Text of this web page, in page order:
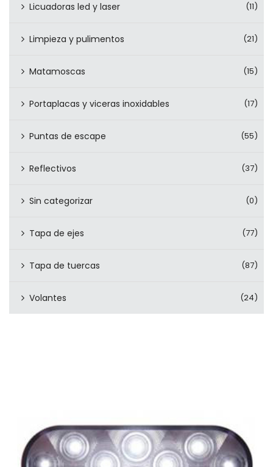
Licuadoras led y laser (11)
Limpieza y pulimentos (21)
Matamoscas (15)
Portaplacas y viceras inoxidables (17)
Puntas de escape (55)
Reflectivos (37)
Sin categorizar (0)
Tapa de ejes (77)
Tapa de tuercas (87)
Volantes (24)